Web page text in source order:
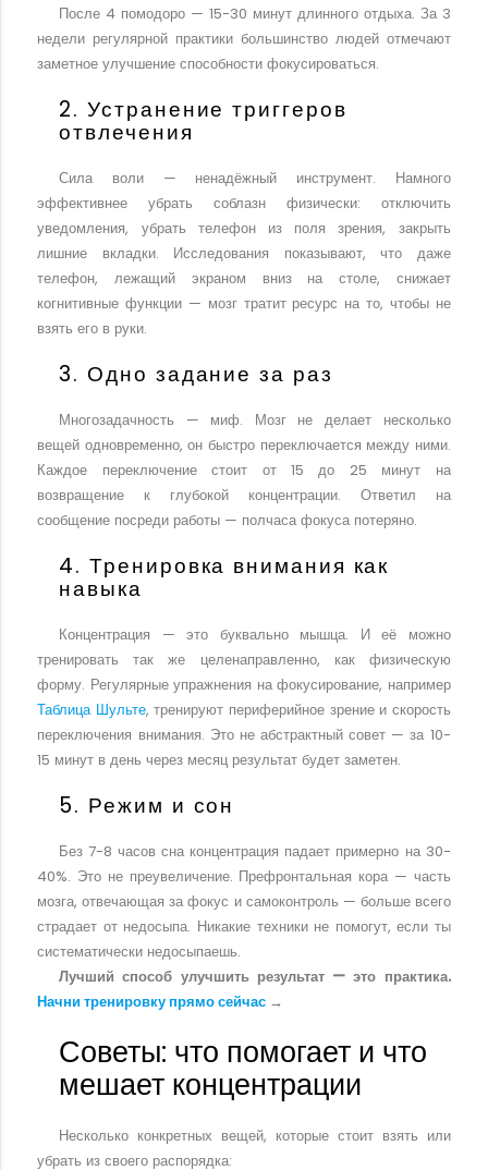
После 4 помодоро — 15-30 минут длинного отдыха. За 3
недели регулярной практики большинство людей отмечают
заметное улучшение способности фокусироваться.
2. Устранение триггеров
отвлечения
Сила воли — ненадёжный инструмент. Намного
эффективнее убрать соблазн физически: отключить
уведомления, убрать телефон из поля зрения, закрыть
лишние вкладки. Исследования показывают, что даже
телефон, лежащий экраном вниз на столе, снижает
когнитивные функции — мозг тратит ресурс на то, чтобы не
взять его в руки.
3. Одно задание за раз
Многозадачность — миф. Мозг не делает несколько
вещей одновременно, он быстро переключается между ними.
Каждое переключение стоит от 15 до 25 минут на
возвращение к глубокой концентрации. Ответил на
сообщение посреди работы — полчаса фокуса потеряно.
4. Тренировка внимания как
навыка
Концентрация — это буквально мышца. И её можно
тренировать так же целенаправленно, как физическую
форму. Регулярные упражнения на фокусирование, например
Таблица Шульте, тренируют периферийное зрение и скорость
переключения внимания. Это не абстрактный совет — за 10-
15 минут в день через месяц результат будет заметен.
5. Режим и сон
Без 7-8 часов сна концентрация падает примерно на 30-
40%. Это не преувеличение. Префронтальная кора — часть
мозга, отвечающая за фокус и самоконтроль — больше всего
страдает от недосыпа. Никакие техники не помогут, если ты
систематически недосыпаешь.
Лучший способ улучшить результат — это практика.
Начни тренировку прямо сейчас →
Советы: что помогает и что
мешает концентрации
Несколько конкретных вещей, которые стоит взять или
убрать из своего распорядка: